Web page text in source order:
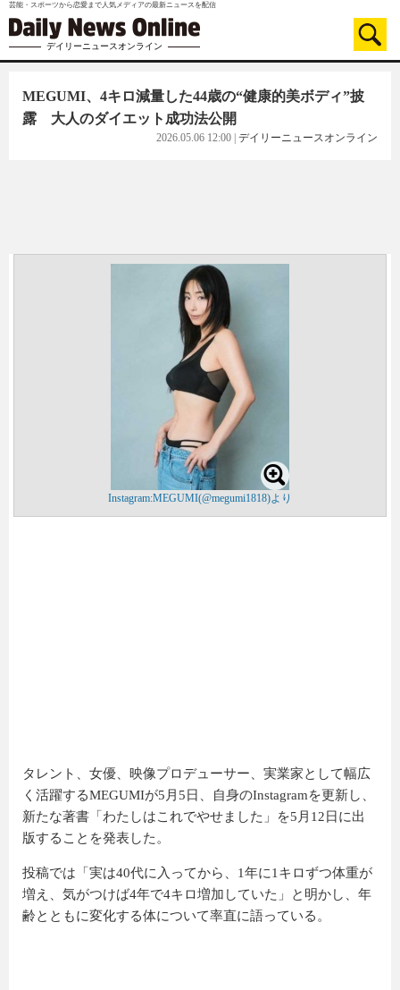
芸能・スポーツから恋愛まで人気メディアの最新ニュースを配信
デイリーニュースオンライン
MEGUMI、4キロ減量した44歳の“健康的美ボディ”披
露 大人のダイエット成功法公開
2026.05.06 12:00 デイリーニュースオンライン
Instagram:MEGUMI(@megumi1818)より
タレント、女優、映像プロデューサー、実業家として幅広
く活躍するMEGUMIが5月5日、自身のInstagramを更新し、
新たな著書「わたしはこれでやせました」を5月12日に出
版することを発表した。
投稿では「実は40代に入ってから、1年に1キロずつ体重が
増え、気がつけば4年で4キロ増加していた」と明かし、年
齢とともに変化する体について率直に語っている。